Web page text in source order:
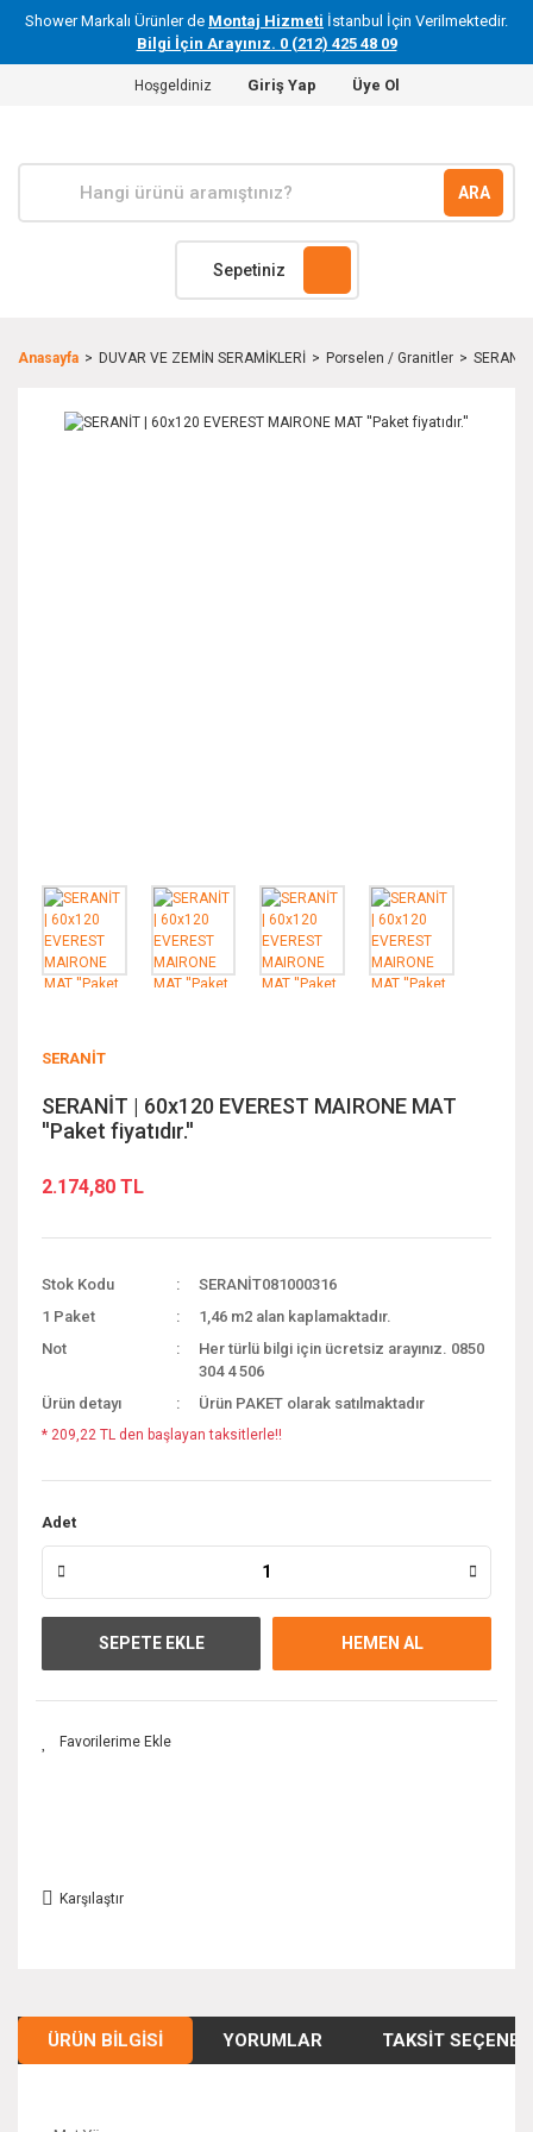
Shower Markalı Ürünler de Montaj Hizmeti İstanbul İçin Verilmektedir.
Bilgi İçin Arayınız. 0 (212) 425 48 09
Hoşgeldiniz Giriş Yap Üye Ol
ARA
Sepetiniz
Anasayfa DUVAR VE ZEMİN SERAMİKLERİ Porselen / Granitler
SERANİT
SERANİT | 60x120 EVEREST MAIRONE MAT
''Paket fiyatıdır.''
2.174,80 TL
Stok Kodu
SERANİT081000316
1 Paket
1,46 m2 alan kaplamaktadır.
Not
Her türlü bilgi için ücretsiz arayınız. 0850
304 4 506
Ürün detayı
Ürün PAKET olarak satılmaktadır
* 209,22 TL den başlayan taksitlerle!!
Adet
SEPETE EKLE HEMEN AL
Karşılaştır
ÜRÜN BILGISI YORUMLAR TAKSIT